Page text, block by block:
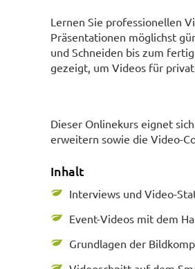
Lernen Sie professionellen
Präsentationen möglichst
und Schneiden bis zum
gezeigt, um Videos für
Dieser Onlinekurs eignet
erweitern sowie die Video-
Inhalt
Interviews und Video-
Event-Videos mit dem
Grundlagen der